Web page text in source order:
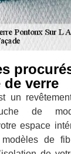
verre
un
de
espace
de